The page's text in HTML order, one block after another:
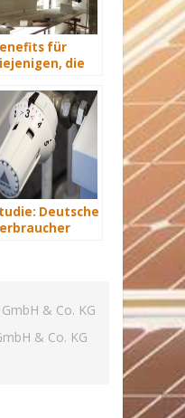
für
die
Deutsche
& Co. KG
& Co. KG